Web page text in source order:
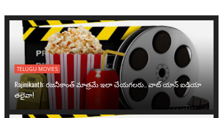
TELUGU MOVIES
Rajinikanth: రజనీకాంత్ మాత్రమే ఇలా చేయగలరు.. వాట్ యాన్ ఐడియా
తలైవా!